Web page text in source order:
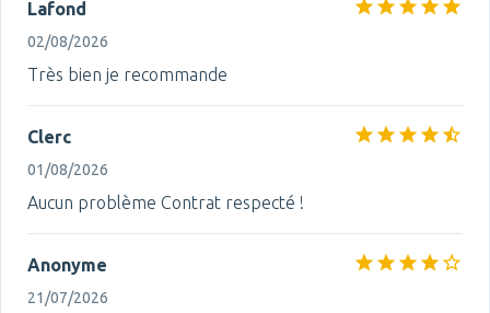
Lafond
02/08/2026
Très bien je recommande
Clerc
01/08/2026
Aucun problème Contrat respecté !
Anonyme
21/07/2026